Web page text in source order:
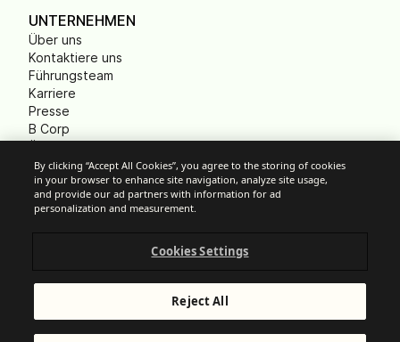
UNTERNEHMEN
Über uns
Kontaktiere uns
Führungsteam
Karriere
Presse
B Corp
Gemeinnützige
Organisationen (NPO)
Cookie-Einstellungen
Allgemeine Nutzungsbedingungen
By clicking “Accept All Cookies”, you agree to the storing of cookies
in your browser to enhance site navigation, analyze site usage,
and provide our ad partners with information for ad
personalization and measurement.
Cookies Settings
Reject All